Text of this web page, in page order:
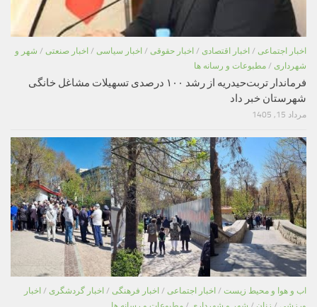
اخبار اجتماعی / اخبار اقتصادی / اخبار حقوقی / اخبار سیاسی / اخبار صنعتی / شهر و
شهرداری / مطبوعات و رسانه ها
فرماندار تربت‌حیدریه از رشد ۱۰۰ درصدی تسهیلات مشاغل خانگی
شهرستان خبر داد
مرداد 15, 1405
اب و هوا و محیط زیست / اخبار اجتماعی / اخبار فرهنگی / اخبار گردشگری / اخبار